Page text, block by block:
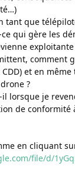
tant que
qui gère les
exploitante
comment
et en même
?
il lorsque je
de conformité
en cliquant
file/d/